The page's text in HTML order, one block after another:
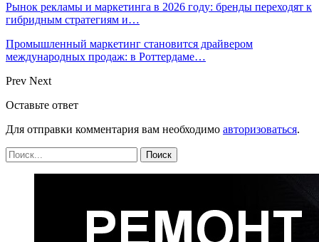
Рынок рекламы и маркетинга в 2026 году: бренды переходят к
гибридным стратегиям и…
Промышленный маркетинг становится драйвером
международных продаж: в Роттердаме…
Prev Next
Оставьте ответ
Для отправки комментария вам необходимо авторизоваться.